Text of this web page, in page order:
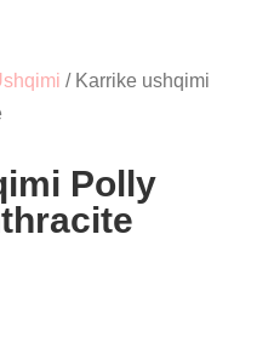
/ Karrike ushqimi
Polly